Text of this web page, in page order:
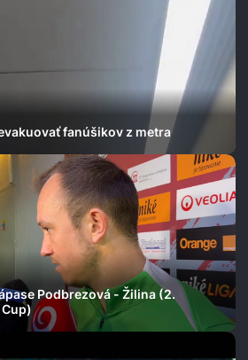
fanúšikov z metra
Podbrezová - Žilina (2.